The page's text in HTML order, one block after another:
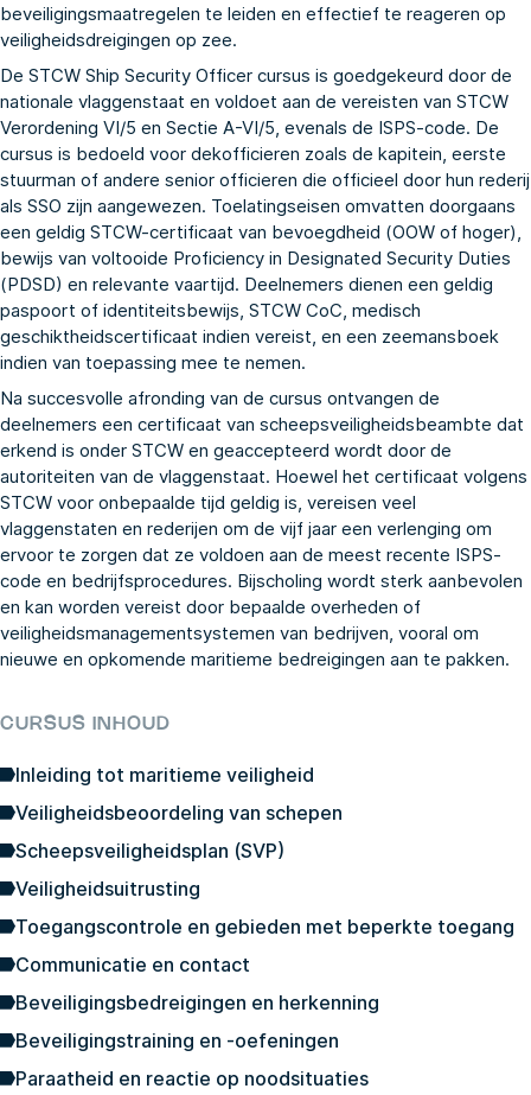
beveiligingsmaatregelen te leiden en effectief te reageren op
veiligheidsdreigingen op zee.
De STCW Ship Security Officer cursus is goedgekeurd door de
nationale vlaggenstaat en voldoet aan de vereisten van STCW
Verordening VI/5 en Sectie A-VI/5, evenals de ISPS-code. De
cursus is bedoeld voor dekofficieren zoals de kapitein, eerste
stuurman of andere senior officieren die officieel door hun rederij
als SSO zijn aangewezen. Toelatingseisen omvatten doorgaans
een geldig STCW-certificaat van bevoegdheid (OOW of hoger),
bewijs van voltooide Proficiency in Designated Security Duties
(PDSD) en relevante vaartijd. Deelnemers dienen een geldig
paspoort of identiteitsbewijs, STCW CoC, medisch
geschiktheidscertificaat indien vereist, en een zeemansboek
indien van toepassing mee te nemen.
Na succesvolle afronding van de cursus ontvangen de
deelnemers een certificaat van scheepsveiligheidsbeambte dat
erkend is onder STCW en geaccepteerd wordt door de
autoriteiten van de vlaggenstaat. Hoewel het certificaat volgens
STCW voor onbepaalde tijd geldig is, vereisen veel
vlaggenstaten en rederijen om de vijf jaar een verlenging om
ervoor te zorgen dat ze voldoen aan de meest recente ISPS-
code en bedrijfsprocedures. Bijscholing wordt sterk aanbevolen
en kan worden vereist door bepaalde overheden of
veiligheidsmanagementsystemen van bedrijven, vooral om
nieuwe en opkomende maritieme bedreigingen aan te pakken.
CURSUS INHOUD
Inleiding tot maritieme veiligheid
Veiligheidsbeoordeling van schepen
Scheepsveiligheidsplan (SVP)
Veiligheidsuitrusting
Toegangscontrole en gebieden met beperkte toegang
Communicatie en contact
Beveiligingsbedreigingen en herkenning
Beveiligingstraining en -oefeningen
Paraatheid en reactie op noodsituaties